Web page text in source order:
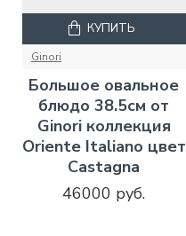
Ginori
Большое овальное
блюдо 38.5см от
Ginori коллекция
Oriente Italiano цвет
Castagna
46000 руб.
КУПИТЬ